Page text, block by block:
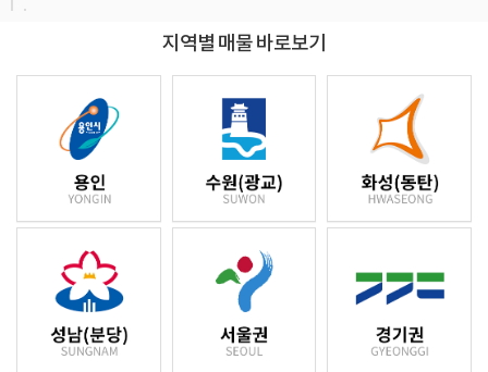
지역별 매물 바로보기